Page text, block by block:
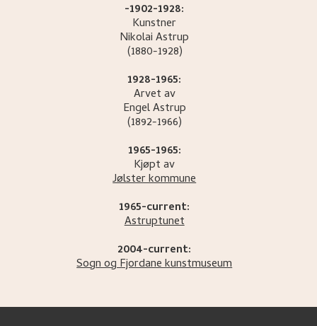
-1902-1928:
Kunstner
NikolaiAstrup
(1880-1928)
1928-1965:
Arvet av
EngelAstrup
(1892-1966)
1965-1965:
Kjøpt av
Jølster kommune
1965-current:
Astruptunet
2004-current:
Sogn og Fjordane kunstmuseum